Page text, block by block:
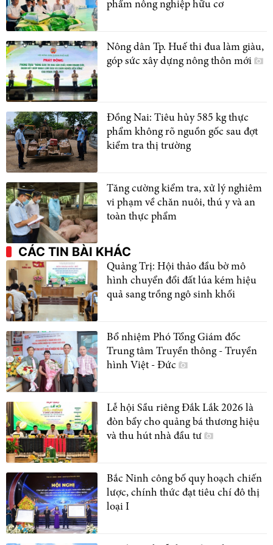
phẩm nông nghiệp hữu cơ
Nông dân Tp. Huế thi đua làm giàu,
góp sức xây dựng nông thôn mới
Đồng Nai: Tiêu hủy 585 kg thực
phẩm không rõ nguồn gốc sau đợt
kiểm tra thị trường
Tăng cường kiểm tra, xử lý nghiêm
vi phạm về chăn nuôi, thú y và an
toàn thực phẩm
CÁC TIN BÀI KHÁC
Quảng Trị: Hội thảo đầu bờ mô
hình chuyển đổi đất lúa kém hiệu
quả sang trồng ngô sinh khối
Bổ nhiệm Phó Tổng Giám đốc
Trung tâm Truyền thông - Truyền
hình Việt - Đức
Lễ hội Sầu riêng Đắk Lắk 2026 là
đòn bẩy cho quảng bá thương hiệu
và thu hút nhà đầu tư
Bắc Ninh công bố quy hoạch chiến
lược, chính thức đạt tiêu chí đô thị
loại I